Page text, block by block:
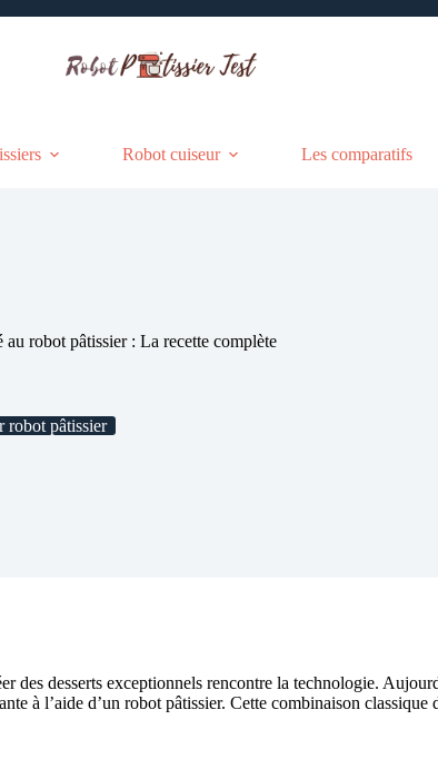
Robot cuiseur Les comparatifs
robot pâtissier : La recette complète
robot pâtissier
des desserts exceptionnels rencontre la technologie.
à l’aide d’un robot pâtissier. Cette combinaison